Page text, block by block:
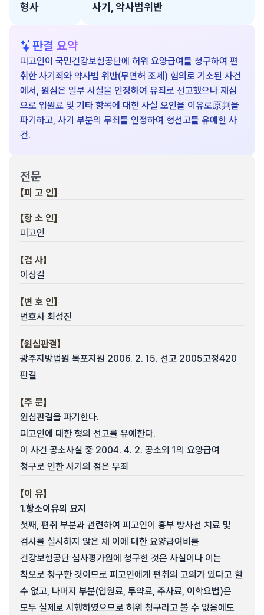
형사 사기, 약사법위반
판결 요약
피고인이 국민건강보험공단에 허위 요양급여를 청구하여 편
취한 사기죄와 약사법 위반(무면허 조제) 혐의로 기소된 사건
에서, 원심은 일부 사실을 인정하여 유죄로 선고했으나 재심
으로 입원료 및 기타 항목에 대한 사실 오인을 이유로原判을
파기하고, 사기 부분의 무죄를 인정하여 형선고를 유예한 사
건.
전문
【피 고 인】
【항 소 인】
피고인
【검 사】
이상길
【변 호 인】
변호사 최성진
【원심판결】
광주지방법원 목포지원 2006. 2. 15. 선고 2005고정420
판결
【주 문】
원심판결을 파기한다.
피고인에 대한 형의 선고를 유예한다.
이 사건 공소사실 중 2004. 4. 2. 공소외 1의 요양급여
청구로 인한 사기의 점은 무죄
【이 유】
1.항소이유의 요지
첫째, 편취 부분과 관련하여 피고인이 흉부 방사선 치료 및
검사를 실시하지 않은 채 이에 대한 요양급여비를
건강보험공단 심사평가원에 청구한 것은 사실이나 이는
착오로 청구한 것이므로 피고인에게 편취의 고의가 있다고 할
수 없고, 나머지 부분(입원료, 투약료, 주사료, 이학요법)은
모두 실제로 시행하였으므로 허위 청구라고 볼 수 없음에도